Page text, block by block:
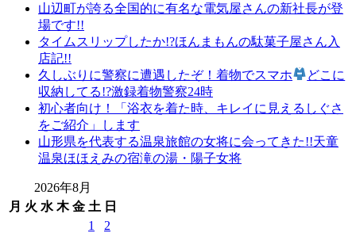
山辺町が誇る全国的に有名な電気屋さんの新社長が登
場です!!
タイムスリップしたか!?ほんまもんの駄菓子屋さん入
店記!!
久しぶりに警察に遭遇したぞ！着物でスマホ
どこに
収納してる!?激録着物警察24時
初心者向け！「浴衣を着た時、キレイに見えるしぐさ
をご紹介」します
山形県を代表する温泉旅館の女将に会ってきた!!天童
温泉ほほえみの宿滝の湯・陽子女将
2026年8月
月 火 水 木 金 土 日
1
2